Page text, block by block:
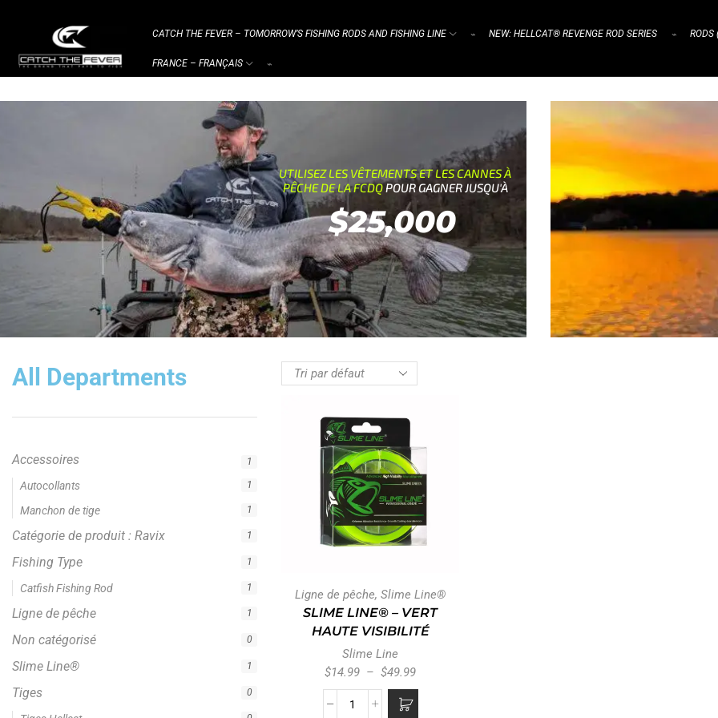
CATCH THE FEVER – TOMORROW’S FISHING RODS AND FISHING LINE ⌁ NEW: HELLCAT® REVENGE ROD SERIES ⌁ RODS
FRANCE – FRANÇAIS ⌁
UTILISEZ LES VÊTEMENTS ET LES CANNES À
PÊCHE DE LA FCDQPOUR GAGNER JUSQU'À
$25,000
All Departments
Accessoires
Catégorie de produit : Ravix 1
Fishing Type
Ligne de pêche 1
Non catégorisé 0
Slime Line® 1
Tiges
Type de tige
Vêtements
Big Cat Fever Rods 1
Ligne de pêche, Slime Line®
SLIME LINE® – VERT
HAUTE VISIBILITÉ
Slime Line
$14.99 – $49.99